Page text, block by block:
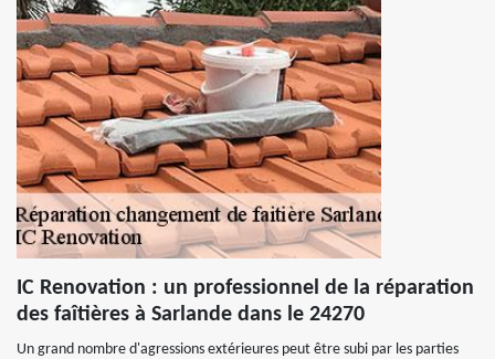
IC Renovation : un professionnel de la réparation
des faîtières à Sarlande dans le 24270
Un grand nombre d'agressions extérieures peut être subi par les parties